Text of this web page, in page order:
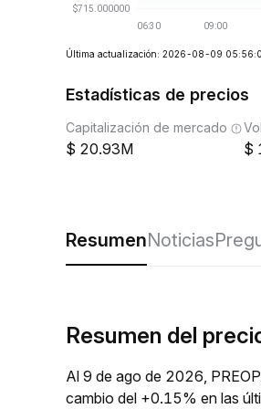
Última actualización: 2026-08-09
Estadísticas de precios
Capitalización de mercado
20.93M
ResumenNoticias
Resumen del
Al 9 de ago de 2026,
cambio del +0.15% en las